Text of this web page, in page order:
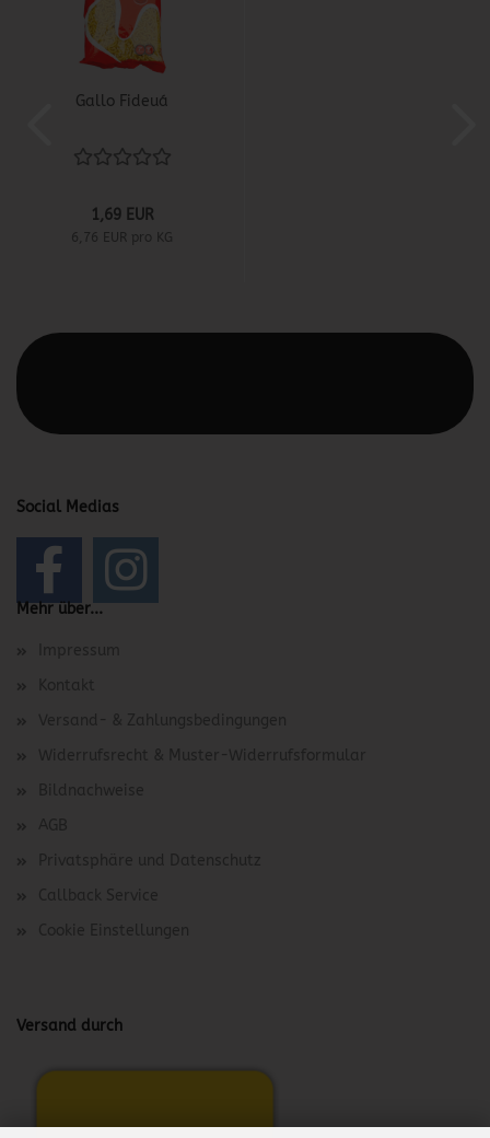
Gallo Fideuá
1,69 EUR
6,76 EUR pro KG
Social Medias
Mehr über...
Impressum
Kontakt
Versand- & Zahlungsbedingungen
Widerrufsrecht & Muster-Widerrufsformular
Bildnachweise
AGB
Privatsphäre und Datenschutz
Callback Service
Cookie Einstellungen
Versand durch